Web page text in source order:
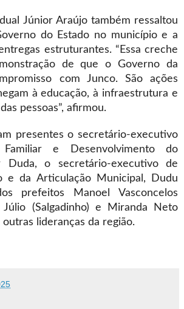
Júnior Araújo também ressaltou
do Estado no município e a
estruturantes. “Essa creche
de que o Governo da
com Junco. São ações
à educação, à infraestrutura e
pessoas”, afirmou.
presentes o secretário-executivo
e Desenvolvimento do
Duda, o secretário-executivo de
e da Articulação Municipal, Dudu
prefeitos Manoel Vasconcelos
Júlio (Salgadinho) e Miranda Neto
lideranças da região.